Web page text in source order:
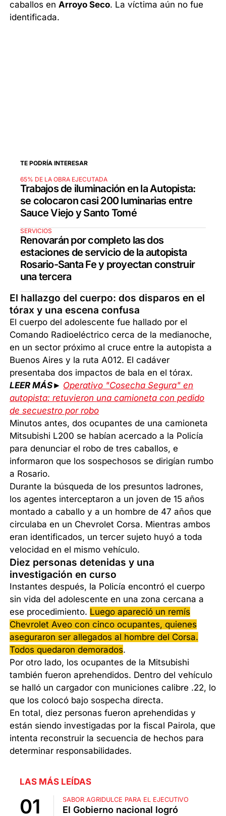
caballos enArroyo Seco. La víctima aún no fue
identificada.
TE PODRÍA INTERESAR
65% DE LA OBRA EJECUTADA
Trabajos de iluminación en la Autopista:
se colocaron casi 200 luminarias entre
Sauce Viejo y Santo Tomé
SERVICIOS
Renovarán por completo las dos
estaciones de servicio de la autopista
Rosario-Santa Fe y proyectan construir
una tercera
El hallazgo del cuerpo: dos disparos en el
tórax y una escena confusa
El cuerpo del adolescente fue hallado por el
Comando Radioeléctrico cerca de la medianoche,
en un sector próximo al cruce entre la autopista a
Buenos Aires y la ruta A012. El cadáver
presentaba dos impactos de bala en el tórax.
LEER MÁS► Operativo "Cosecha Segura" en
autopista: retuvieron una camioneta con pedido
de secuestro por robo
Minutos antes, dos ocupantes de una camioneta
Mitsubishi L200 se habían acercado a la Policía
para denunciar el robo de tres caballos, e
informaron que los sospechosos se dirigían rumbo
a Rosario.
Durante la búsqueda de los presuntos ladrones,
los agentes interceptaron a un joven de 15 años
montado a caballo y a un hombre de 47 años que
circulaba en un Chevrolet Corsa. Mientras ambos
eran identificados, un tercer sujeto huyó a toda
velocidad en el mismo vehículo.
Diez personas detenidas y una
investigación en curso
Instantes después, la Policía encontró el cuerpo
sin vida del adolescente en una zona cercana a
ese procedimiento. Luego apareció un remís
Chevrolet Aveo con cinco ocupantes, quienes
aseguraron ser allegados al hombre del Corsa.
Todos quedaron demorados.
Por otro lado, los ocupantes de la Mitsubishi
también fueron aprehendidos. Dentro del vehículo
se halló un cargador con municiones calibre .22, lo
que los colocó bajo sospecha directa.
En total, diez personas fueron aprehendidas y
están siendo investigadas por la fiscal Pairola, que
intenta reconstruir la secuencia de hechos para
determinar responsabilidades.
LAS MÁS LEÍDAS
SABOR AGRIDULCE PARA EL EJECUTIVO
El Gobierno nacional logró